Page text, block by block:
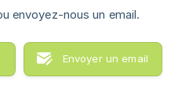
envoyez-nous un email.
Envoyer un email